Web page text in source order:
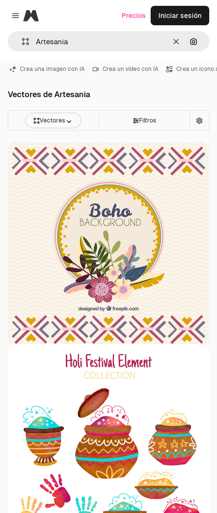
Close menu
Magnific
Borrar
Precios Iniciar sesión
Crea una imagen con IA Crea un vídeo con IA Crea un icono
Vectores de Artesania
Vectores Filtros